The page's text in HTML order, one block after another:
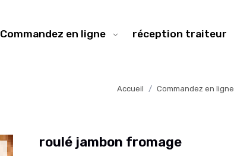
Commandez en ligne réception traiteur
Accueil Commandez en ligne
roulé jambon fromage